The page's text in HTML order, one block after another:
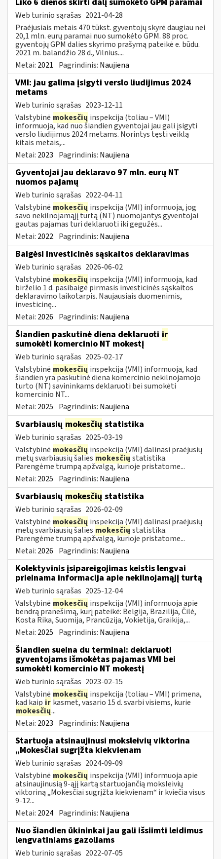
Web turinio sąrašas 2021-04-28
Praėjusiais metais 470 tūkst. gyventojų skyrė daugiau nei
20,1 mln. eurų paramai nuo sumokėto GPM. 88 proc.
gyventojų GPM dalies skyrimo prašymą pateikė e. būdu.
2021 m. balandžio 28 d., Vilnius....
Metai: 2021 Pagrindinis: Naujiena
VMI: jau galima įsigyti verslo liudijimus 2024
metams
Web turinio sąrašas 2023-12-11
Valstybinė mokesčių inspekcija (toliau – VMI)
informuoja, kad nuo šiandien gyventojai jau gali įsigyti
verslo liudijimus 2024 metams. Norintys tęsti veiklą
kitais metais,...
Metai: 2023 Pagrindinis: Naujiena
Gyventojai jau deklaravo 97 mln. eurų NT
nuomos pajamų
Web turinio sąrašas 2022-04-11
Valstybinė mokesčių inspekcija (VMI) informuoja, jog
savo nekilnojamąjį turtą (NT) nuomojantys gyventojai
gautas pajamas turi deklaruoti iki gegužės...
Metai: 2022 Pagrindinis: Naujiena
Baigėsi investicinės sąskaitos deklaravimas
Web turinio sąrašas 2026-06-02
Valstybinė mokesčių inspekcija (VMI) informuoja, kad
birželio 1 d. pasibaigė pirmasis investicinės sąskaitos
deklaravimo laikotarpis. Naujausiais duomenimis,
investicinę...
Metai: 2026 Pagrindinis: Naujiena
Šiandien paskutinė diena deklaruoti ir
sumokėti komercinio NT mokestį
Web turinio sąrašas 2025-02-17
Valstybinė mokesčių inspekcija (VMI) informuoja, kad
šiandien yra paskutinė diena komercinio nekilnojamojo
turto (NT) savininkams deklaruoti bei sumokėti
komercinio NT...
Metai: 2025 Pagrindinis: Naujiena
Svarbiausių mokesčių statistika
Web turinio sąrašas 2025-03-19
Valstybinė mokesčių inspekcija (VMI) dalinasi praėjusių
metų svarbiausių šalies mokesčių statistika.
Parengėme trumpą apžvalgą, kurioje pristatome...
Metai: 2025 Pagrindinis: Naujiena
Svarbiausių mokesčių statistika
Web turinio sąrašas 2026-02-09
Valstybinė mokesčių inspekcija (VMI) dalinasi praėjusių
metų svarbiausių šalies mokesčių statistika.
Parengėme trumpą apžvalgą, kurioje pristatome...
Metai: 2026 Pagrindinis: Naujiena
Kolektyvinis įsipareigojimas keistis lengvai
prieinama informacija apie nekilnojamąjį turtą
Web turinio sąrašas 2025-12-04
Valstybinė mokesčių inspekcija (VMI) informuoja apie
bendrą pranešimą, kurį pateikė: Belgija, Brazilija, Čilė,
Kosta Rika, Suomija, Prancūzija, Vokietija, Graikija,...
Metai: 2025 Pagrindinis: Naujiena
Šiandien sueina du terminai: deklaruoti
gyventojams išmokėtas pajamas VMI bei
sumokėti komercinio NT mokestį
Web turinio sąrašas 2023-02-15
Valstybinė mokesčių inspekcija (toliau – VMI) primena,
kad kaip irkasmet, vasario 15 d. svarbi visiems, kurie
mokesčių...
Metai: 2023 Pagrindinis: Naujiena
Startuoja atsinaujinusi moksleivių viktorina
„Mokesčiai sugrįžta kiekvienam
Web turinio sąrašas 2024-09-09
Valstybinė mokesčių inspekcija (VMI) informuoja apie
atsinaujinusią 9-ąjį kartą startuojančią moksleivių
viktoriną „Mokesčiai sugrįžta kiekvienam“ ir kviečia visus
9-12...
Metai: 2024 Pagrindinis: Naujiena
Nuo šiandien ūkininkai jau gali išsiimti leidimus
lengvatiniams gazoliams
Web turinio sąrašas 2022-07-05